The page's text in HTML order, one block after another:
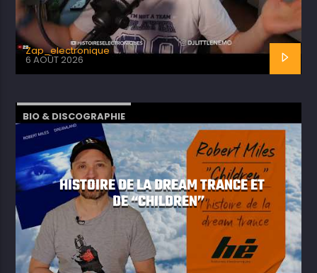
Zap_electronique
6 AOÛT 2026
BIO & DISCOGRAPHIE
HISTOIRE DE LA DREAM TRANCE ET
DE “CHILDREN”